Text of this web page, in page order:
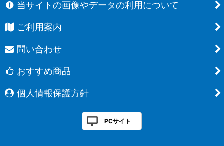
当サイトの画像やデータの利用について
ご利用案内
問い合わせ
おすすめ商品
個人情報保護方針
PCサイト